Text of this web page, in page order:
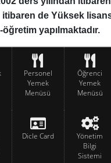
itibaren de Yüksek
yapılmaktadır.
Personel
Yemek
Menüsü
Öğrenci
Yemek
Menüsü
Dicle Card
Yönetim
Bilgi
Sistemi